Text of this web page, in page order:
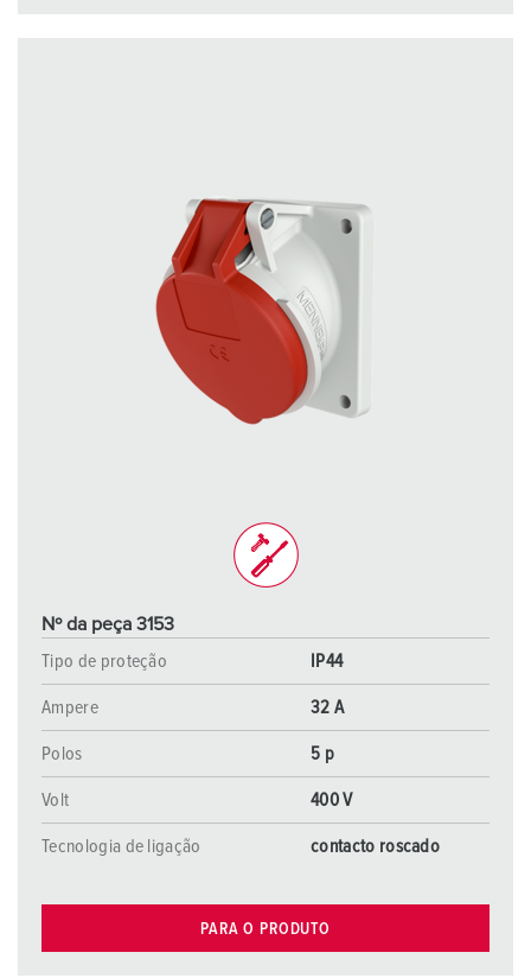
Nº da peça 3153
Tipo de proteção
IP44
Ampere 32 A
Polos 5 p
Volt 400 V
Tecnologia de ligação contacto roscado
PARA O PRODUTO